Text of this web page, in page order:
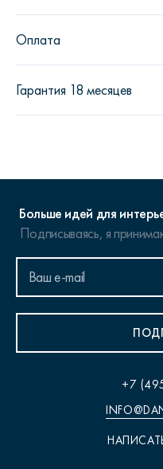
Оплата
Гарантия 18 месяцев
Больше идей для
Подписываясь, я
+7